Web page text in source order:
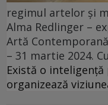
regimul artelor și
Alma Redlinger –
Artă
– 31 martie 2024.
Există o
organizează